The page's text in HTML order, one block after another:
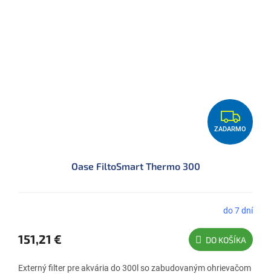
Z
A
M
O
ZADARMO
Oase FiltoSmart Thermo 300
do 7 dní
151,21 € DO KOŠÍKA
Externý filter pre akvária do 300l so zabudovaným ohrievačom